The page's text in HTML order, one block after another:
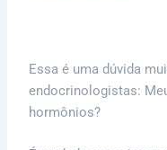
Essa é uma dúvida
endocrinologistas:
hormônios?